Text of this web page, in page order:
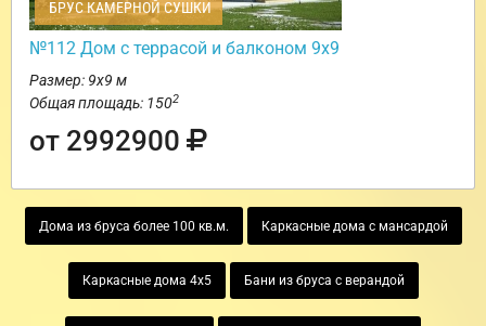
БРУС КАМЕРНОЙ СУШКИ
№112 Дом с террасой и балконом 9х9
Размер: 9х9 м
Общая площадь: 1502
от 2992900
Дома из бруса более 100 кв.м. Каркасные дома с мансардой
Каркасные дома 4х5 Бани из бруса с верандой